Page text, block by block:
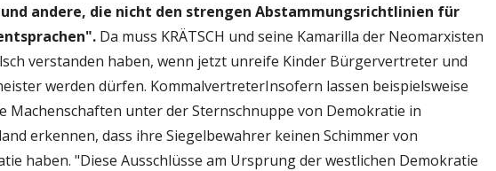
und andere, die nicht den strengen Abstammungsrichtlinien für
Da muss KRÄTSCH und seine Kamarilla der Neomarxisten
verstanden haben, wenn jetzt unreife Kinder Bürgervertreter und
werden dürfen. KommalvertreterInsofern lassen beispielsweise
Machenschaften unter der Sternschnuppe von Demokratie in
erkennen, dass ihre Siegelbewahrer keinen Schimmer von
haben. "Diese Ausschlüsse am Ursprung der westlichen Demokratie